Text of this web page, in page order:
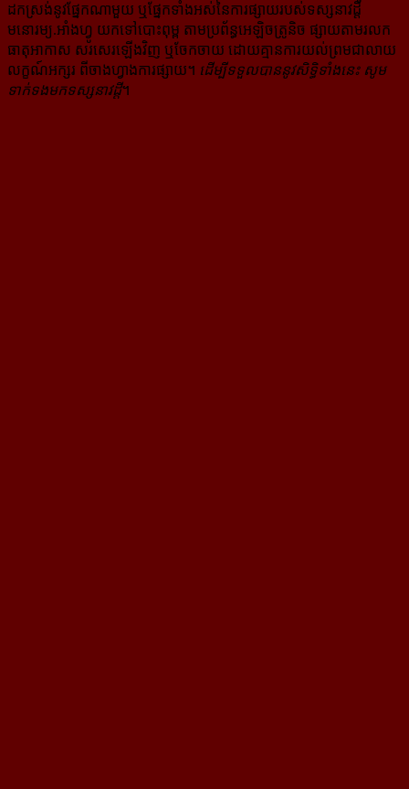
ដក​ស្រង់​នូវ​ផ្នែក​ណា​មួយ​ ឬ​ផ្នែក​ទាំង​អស់​នៃ​ការ​ផ្សាយ​របស់​ទស្សនាវដ្ដី​​
មនោរម្យ.អាំងហ្វូ យក​ទៅ​​បោះពុម្ព តាម​ប្រព័ន្ធ​អេឡិច​ត្រូនិច ផ្សាយ​តាម​រលក​
ធាតុអាកាស សរសេរ​ឡើង​វិញ ឬ​ចែក​ចាយ​ ដោយ​គ្មាន​ការ​យល់ព្រមជា​លាយ​
លក្ខណ៍​អក្សរ​ ពី​ចាងហ្វាង​ការ​ផ្សាយ​។ ដើម្បី​ទទួល​បាននូវសិទ្ធិ​ទាំងនេះ សូម​
ទាក់​ទង​មក​ទស្សនាវដ្ដី។